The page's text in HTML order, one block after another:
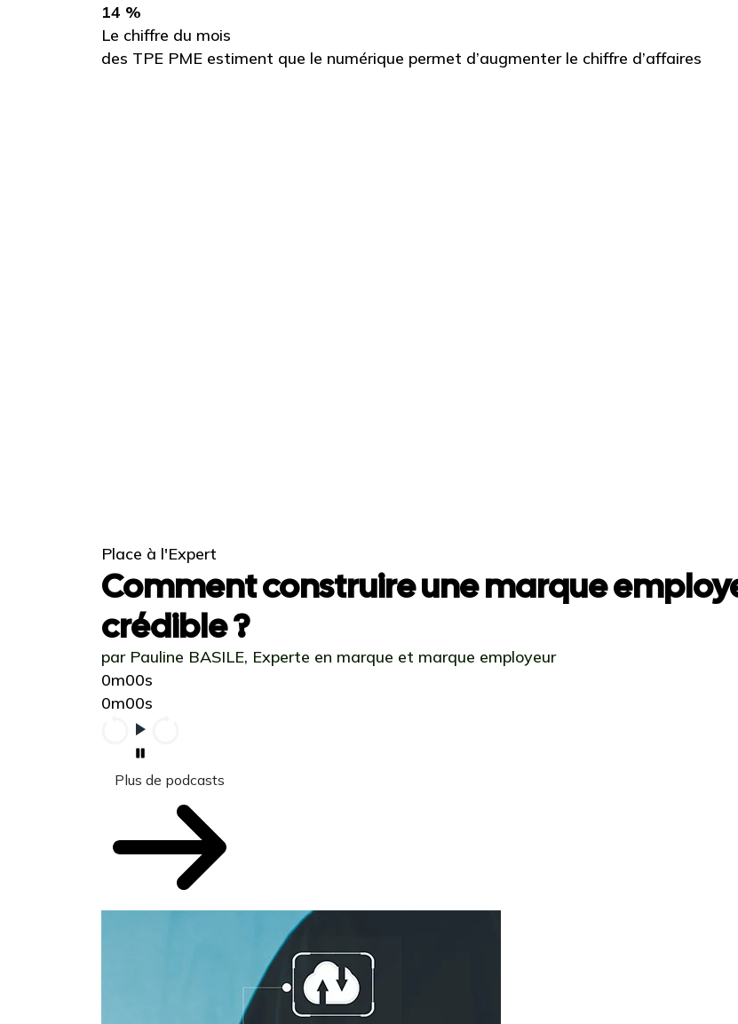
14 %
Le chiffre du mois
des TPE PME estiment que le numérique permet d’augmenter le chiffre d’affaires
Place à l'Expert
Comment construire une marque
crédible ?
par Pauline BASILE, Experte en marque et marque employeur
0m00s
0m00s
Plus de podcasts